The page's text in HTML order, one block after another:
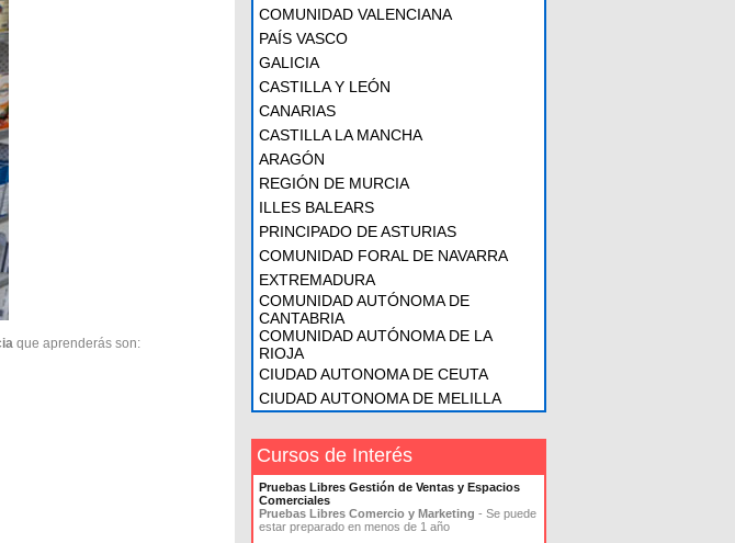
que aprenderás son:
COMUNIDAD VALENCIANA
PAÍS VASCO
GALICIA
CASTILLA Y LEÓN
CANARIAS
CASTILLA LA MANCHA
ARAGÓN
REGIÓN DE MURCIA
ILLES BALEARS
PRINCIPADO DE ASTURIAS
COMUNIDAD FORAL DE NAVARRA
EXTREMADURA
COMUNIDAD AUTÓNOMA DE
CANTABRIA
COMUNIDAD AUTÓNOMA DE LA
RIOJA
CIUDAD AUTONOMA DE CEUTA
CIUDAD AUTONOMA DE MELILLA
Cursos de Interés
Pruebas Libres Gestión de Ventas y Espacios
Comerciales
Pruebas Libres Comercio y Marketing - Se puede
estar preparado en menos de 1 año